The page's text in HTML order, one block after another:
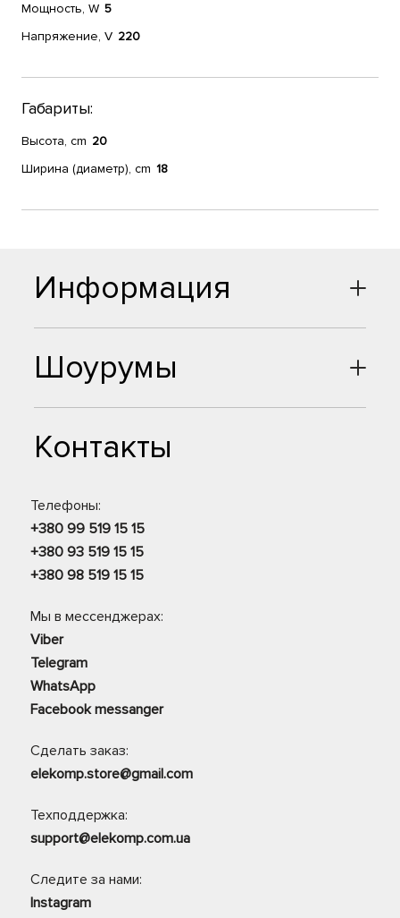
Мощность, W 5
Напряжение, V 220
Габариты:
Высота, cm 20
Ширина (диаметр), cm 18
Шоурумы
Контакты
Телефоны:
+380 99 519 15 15
+380 93 519 15 15
+380 98 519 15 15
Мы в мессенджерах:
Viber
Telegram
WhatsApp
Facebook messanger
Сделать заказ:
elekomp.store@gmail.com
Техподдержка:
support@elekomp.com.ua
Следите за нами:
Instagram
Информация